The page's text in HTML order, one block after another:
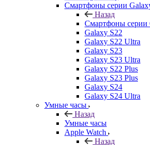
Смартфоны серии
Назад
Смартфоны серии
Galaxy S22
Galaxy S22 Ultra
Galaxy S23
Galaxy S23 Ultra
Galaxy S22 Plus
Galaxy S23 Plus
Galaxy S24
Galaxy S24 Ultra
Умные часы
Назад
Умные часы
Apple Watch
Назад